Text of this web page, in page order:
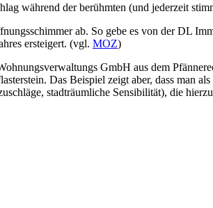
während der berühmten (und jederzeit
ab. So gebe es von der DL
ersteigert. (vgl. MOZ)
GmbH aus dem
Das Beispiel zeigt aber, dass man
stadträumliche Sensibilität), die